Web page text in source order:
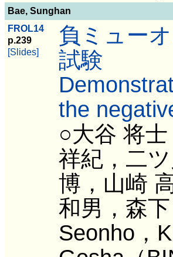
Bae, Sunghan
FROL14
p.239
[Slides]
負ミュー
試験
the
○大谷 将
祥紀，二
博，山崎
和男，森
Seonho，